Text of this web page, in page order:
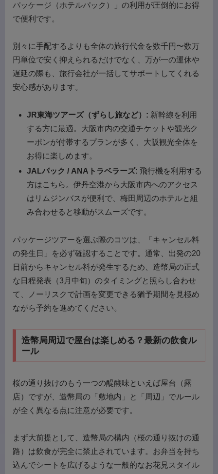
パッケージ（ホテルパック）」の利用が圧倒的にお得
で便利です。
別々に手配するよりも全体の旅行代金を数千円〜数万
円単位で安く抑えられるだけでなく、万が一の運休や
遅延の際も、旅行会社が一括してサポートしてくれる
安心感があります。
JR東海ツアーズ（ずらし旅など）: 新幹線を利用
する方に最適。大阪市内の交通チケットや観光ク
ーポンが付帯するプランが多く、大阪観光全体を
お得に楽しめます。
JALパック / ANAトラベラーズ: 飛行機を利用する
方はこちら。伊丹空港から大阪市内へのアクセス
はリムジンバスが便利で、梅田周辺のホテルと組
み合わせると移動がスムーズです。
パッケージツアーを選ぶ際のコツは、「キャンセル料
の発生日」を必ず確認することです。通常、出発の20
日前からキャンセル料が発生するため、造幣局の正式
な日程発表（3月中旬）のタイミングと照らし合わせ
て、ノーリスクで計画を変更できる猶予期間を見極め
ながら予約を進めてください。
造幣局周辺で屋台は楽しめる？最新の飲食ル
ール
桜の通り抜けのもう一つの醍醐味といえば屋台（露
店）ですが、造幣局の「敷地内」と「周辺」でルール
が全く異なる点に注意が必要です。
まず大前提として、造幣局の構内（桜の通り抜けの通
路）は飲食が完全に禁止されています。お弁当を持ち
込んでシートを広げるような一般的なお花見スタイル